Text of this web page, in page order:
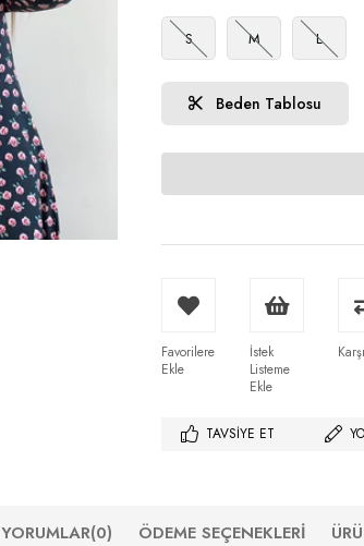
S M L
Beden Tablosu
Favorilere
Ekle
İstek
Listeme
Ekle
TAVSIYE ET
YORUMLAR(0) ÖDEME SEÇENEKLERI